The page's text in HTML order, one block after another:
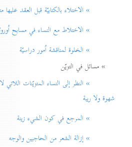
» الاختلاء بالكتابيّة قبل العقد عليها
» الاختلاط مع النساء في مسابح
» الخلوة لمناقشة اُمور دراسيّة
» مسائل في التزيّن
» النظر إلی النساء المتزيّنات اللاتي لا
شهوة ولا ريبة
» المرجع في كون الشيء زينة
» إزالة الشعر من الحاجبين والوجه